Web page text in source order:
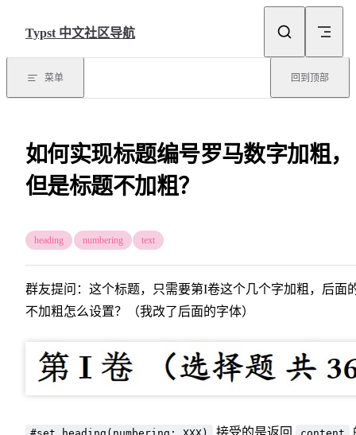
Typst 中文社区导航
菜单 回到顶部
如何实现标题编号罗马数字加粗，
但是标题不加粗？
heading numbering text
群友提问：这个标题，只需要第I卷这个几个字加粗，后面
不加粗怎么设置？（我改了后面的字体）